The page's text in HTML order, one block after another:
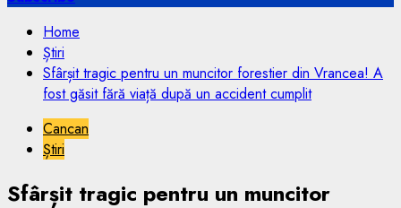
Home
Știri
Sfârșit tragic pentru un muncitor forestier din Vrancea! A
fost găsit fără viață după un accident cumplit
Cancan
Știri
Sfârșit tragic pentru un muncitor